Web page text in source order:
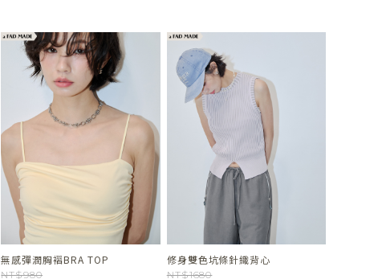
無感彈潤胸褶BRA TOP
NT$980
修身雙色坑條針織背心
NT$1680